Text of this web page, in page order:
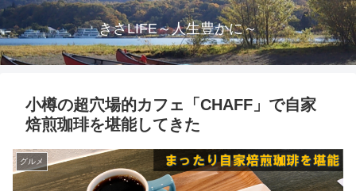
きさLIFE～人生豊かに～
小樽の超穴場的カフェ「CHAFF」で自家
焙煎珈琲を堪能してきた
グルメ